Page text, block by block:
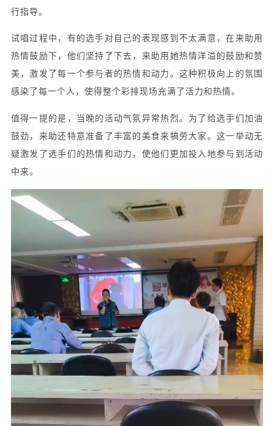
行指导。
试唱过程中，有的选手对自己的表现感到不太满意，在来助用
热情鼓励下，他们坚持了下去，来助用她热情洋溢的鼓励和赞
美，激发了每一个参与者的热情和动力。这种积极向上的氛围
感染了每一个人，使得整个彩排现场充满了活力和热情。
值得一提的是，当晚的活动气氛异常热烈。为了给选手们加油
鼓劲，来助还特意准备了丰富的美食来犒劳大家。这一举动无
疑激发了选手们的热情和动力，使他们更加投入地参与到活动
中来。